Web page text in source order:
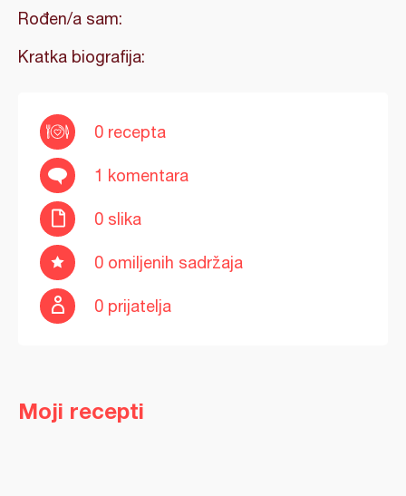
Rođen/a sam:
Kratka biografija:
0 recepta
1 komentara
0 slika
0 omiljenih sadržaja
0 prijatelja
Moji recepti